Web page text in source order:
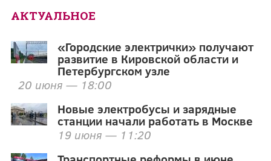
АКТУАЛЬНОЕ
«Городские электрички» получают
развитие в Кировской области и
Петербургском узле
20 июня — 18:00
Новые электробусы и зарядные
станции начали работать в Москве
19 июня — 11:20